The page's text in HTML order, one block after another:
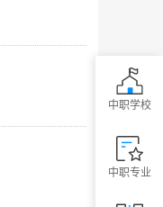
中职学校
中职专业